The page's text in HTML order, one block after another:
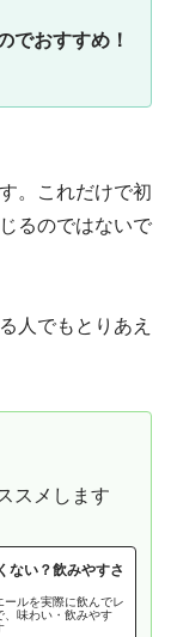
でおすすめ！
。これだけで初
るのではないで
人でもとりあえ
スメします
ない？飲みやすさ
ールを実際に飲んでレ
、味わい・飲みやす